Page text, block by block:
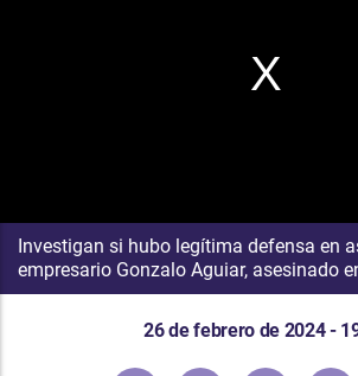
Investigan si hubo legítima defensa en
empresario Gonzalo Aguiar, asesinado
26 de febrero de 2024 -